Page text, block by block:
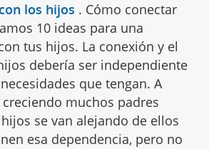
los hijos . Cómo conectar
10 ideas para una
tus hijos. La conexión y el
debería ser independiente
que tengan. A
muchos padres
se van alejando de ellos
esa dependencia, pero no